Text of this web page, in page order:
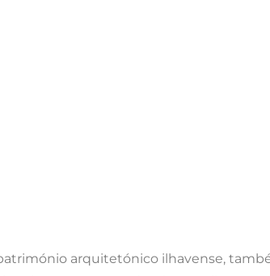
arquitetónico ilhavense,